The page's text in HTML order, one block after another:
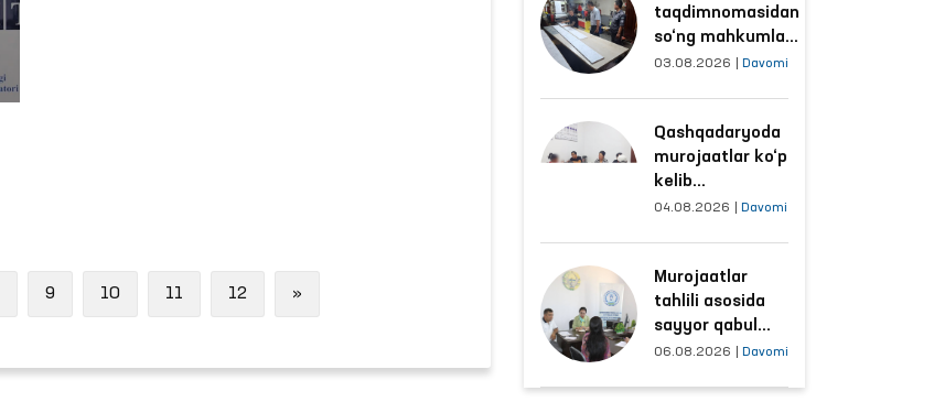
9 10 11 12 »
taqdimnomasidan
so‘ng mahkumlar
mehnat
sharoitlar
yaxshilandi
03.08.2026 Davomi
Qashqadaryoda
murojaatlar ko‘p
kelib
tushayotgan
yo‘lga qo‘yildi
04.08.2026 Davomi
Murojaatlar
tahlili asosida
sayyor qabul
o‘tkaziladigan
06.08.2026 Davomi